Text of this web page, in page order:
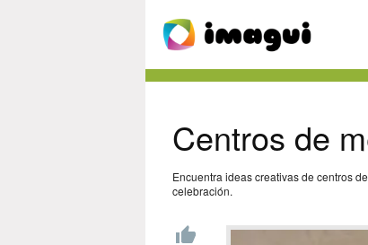
Centros de
Encuentra ideas creativas de centros
celebración.